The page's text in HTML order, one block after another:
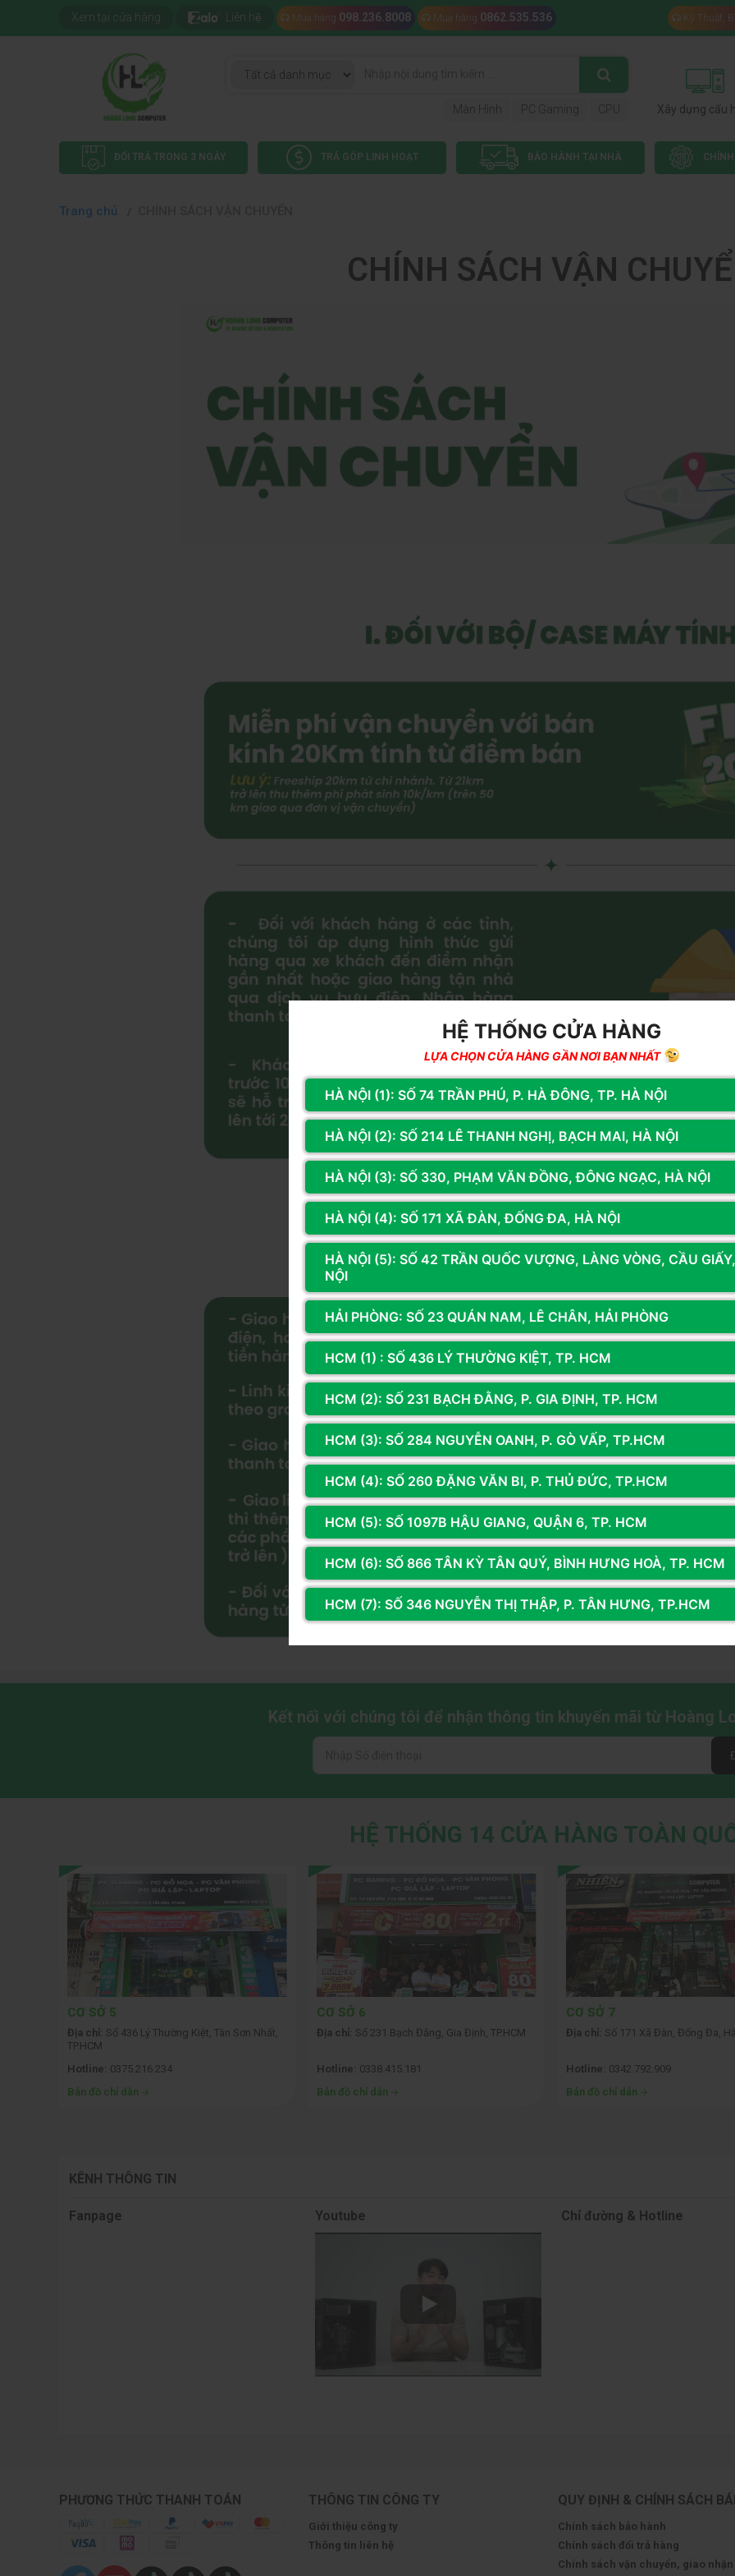
Xem tại cửa hàng Liên hệ Mua hàng 098.236.8008 Mua hàng 0862.535.536 Kỹ Thuật,
Màn Hình PC Gaming CPU Xây dựng cấu
ĐỔI TRẢ TRONG 3 NGÀY TRẢ GÓP LINH HOẠT BẢO HÀNH TẠI NHÀ
Trang chủ
CHÍNH SÁCH VẬN
Kết nối với chúng tôi để nhận thông tin khuyến mãi từ Hoàng
HỆ THỐNG 14 CỬA HÀNG TOÀN
CƠ SỞ 5
Địa chỉ: Số 436 Lý Thường Kiệt, Tân Sơn Nhất,
TP.HCM
Hotline: 0375.216.234
Bản đồ chỉ dẫn
CƠ SỞ 6
Địa chỉ: Số 231 Bạch Đằng, Gia Định, TP.HCM
Hotline: 0338.415.181
Bản đồ chỉ dẫn
CƠ SỞ 7
Địa chỉ: Số 171 Xã Đàn, Đống Đa,
Hotline: 0342.792.909
Bản đồ chỉ dẫn
KÊNH THÔNG TIN
Fanpage Youtube Chỉ đường & Hotline
PHƯƠNG THỨC THANH TOÁN THÔNG TIN CÔNG TY
Giới thiệu công ty
Thông tin liên hệ
QUY ĐỊNH & CHÍNH SÁCH
Chính sách bảo hành
Chính sách đổi trả hàng
Chính sách vận chuyển, giao nhận
HỆ THỐNG CỬA HÀNG
LỰA CHỌN CỬA HÀNG GẦN NƠI BẠN NHẤT
HÀ NỘI (1): SỐ 74 TRẦN PHÚ, P. HÀ ĐÔNG, TP. HÀ NỘI
HÀ NỘI (2): SỐ 214 LÊ THANH NGHỊ, BẠCH MAI, HÀ NỘI
HÀ NỘI (3): SỐ 330, PHẠM VĂN ĐỒNG, ĐÔNG NGẠC, HÀ NỘI
HÀ NỘI (4): SỐ 171 XÃ ĐÀN, ĐỐNG ĐA, HÀ NỘI
HÀ NỘI (5): SỐ 42 TRẦN QUỐC VƯỢNG, LÀNG VÒNG, CẦU
NỘI
HẢI PHÒNG: SỐ 23 QUÁN NAM, LÊ CHÂN, HẢI PHÒNG
HCM (1) : SỐ 436 LÝ THƯỜNG KIỆT, TP. HCM
HCM (2): SỐ 231 BẠCH ĐẰNG, P. GIA ĐỊNH, TP. HCM
HCM (3): SỐ 284 NGUYỄN OANH, P. GÒ VẤP, TP.HCM
HCM (4): SỐ 260 ĐẶNG VĂN BI, P. THỦ ĐỨC, TP.HCM
HCM (5): SỐ 1097B HẬU GIANG, QUẬN 6, TP. HCM
HCM (6): SỐ 866 TÂN KỲ TÂN QUÝ, BÌNH HƯNG HOÀ, TP. HCM
HCM (7): SỐ 346 NGUYỄN THỊ THẬP, P. TÂN HƯNG, TP.HCM